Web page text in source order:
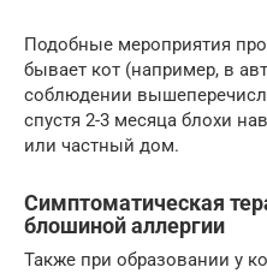
Подобные мероприятия
бывает кот (например, в
соблюдении
спустя 2-3 месяца блохи
или частный дом.
Симптоматическая
блошиной аллергии
Также при образовании у